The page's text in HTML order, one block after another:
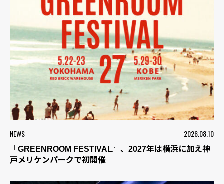
NEWS 2026.08.10
『GREENROOM FESTIVAL』、2027年は横浜に加え神
戸メリケンパークで初開催